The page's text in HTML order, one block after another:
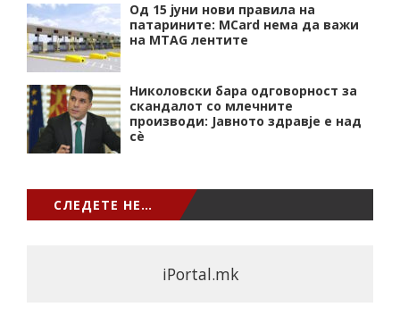
Од 15 јуни нови правила на
патарините: MCard нема да важи
на MTAG лентите
Николовски бара одговорност за
скандалот со млечните
производи: Јавното здравје е над
сѐ
СЛЕДЕТЕ НЕ…
iPortal.mk